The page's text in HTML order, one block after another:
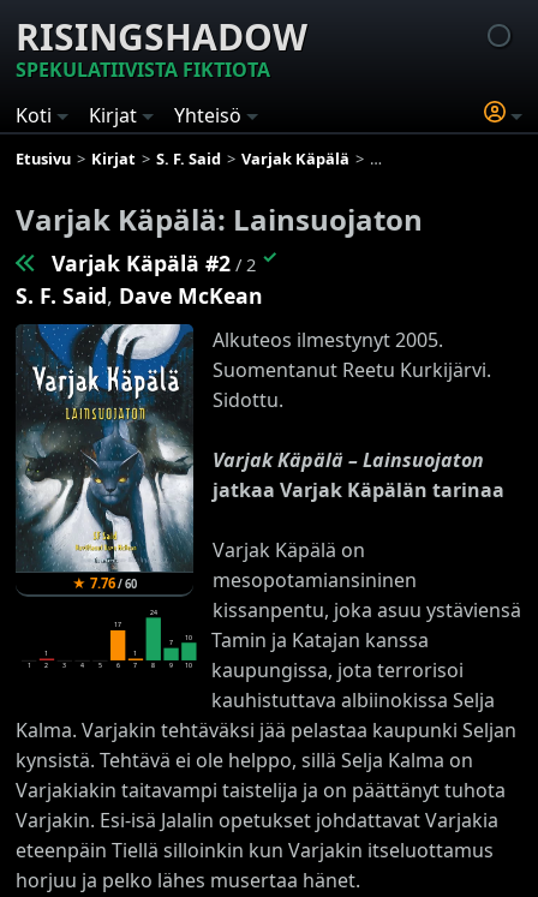
RISINGSHADOW
SPEKULATIIVISTA FIKTIOTA
Koti
Kirjat Yhteisö
Etusivu Kirjat S. F. Said Varjak Käpälä Varjak Käpälä:
Varjak Käpälä: Lainsuojaton
Varjak Käpälä #2 / 2 ✓
S. F. Said, Dave McKean
★7.76/60
1
1
2
3 4 5
17
6
1
7
24
8
7
9
10
10
Alkuteos ilmestynyt 2005.
Suomentanut Reetu Kurkijärvi.
Sidottu.
Varjak Käpälä – Lainsuojaton
jatkaa Varjak Käpälän tarinaa
Varjak Käpälä on
mesopotamiansininen
kissanpentu, joka asuu ystäviensä
Tamin ja Katajan kanssa
kaupungissa, jota terrorisoi
kauhistuttava albiinokissa Selja
Kalma. Varjakin tehtäväksi jää pelastaa kaupunki Seljan
kynsistä. Tehtävä ei ole helppo, sillä Selja Kalma on
Varjakiakin taitavampi taistelija ja on päättänyt tuhota
Varjakin. Esi-isä Jalalin opetukset johdattavat Varjakia
eteenpäin Tiellä silloinkin kun Varjakin itseluottamus
horjuu ja pelko lähes musertaa hänet.